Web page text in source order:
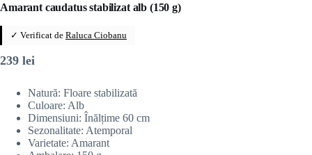
Amarant caudatus stabilizat alb (150 g)
✓ Verificat de Raluca Ciobanu
239 lei
Natură: Floare stabilizată
Culoare: Alb
Dimensiuni: Înălțime 60 cm
Sezonalitate: Atemporal
Varietate: Amarant